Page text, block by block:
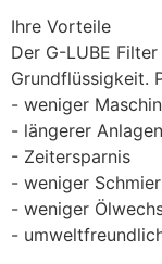
Ihre Vorteile
Der G-LUBE
Grundflüssigkeit.
- weniger
- längerer
- Zeitersparnis
- weniger
- weniger
-